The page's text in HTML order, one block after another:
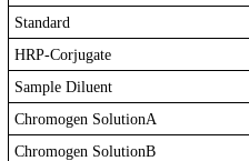
Standard
HRP-Corjugate
Sample Diluent
Chromogen SolutionA
Chromogen SolutionB